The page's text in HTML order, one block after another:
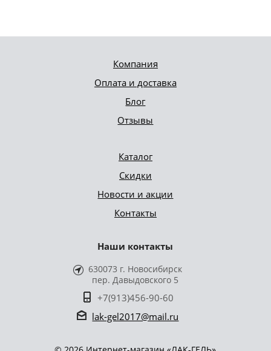
Компания
Оплата и доставка
Блог
Отзывы
Каталог
Скидки
Новости и акции
Контакты
Наши контакты
630073 г. Новосибирск
пер. Давыдовского 5
+7(913)456-90-60
lak-gel2017@mail.ru